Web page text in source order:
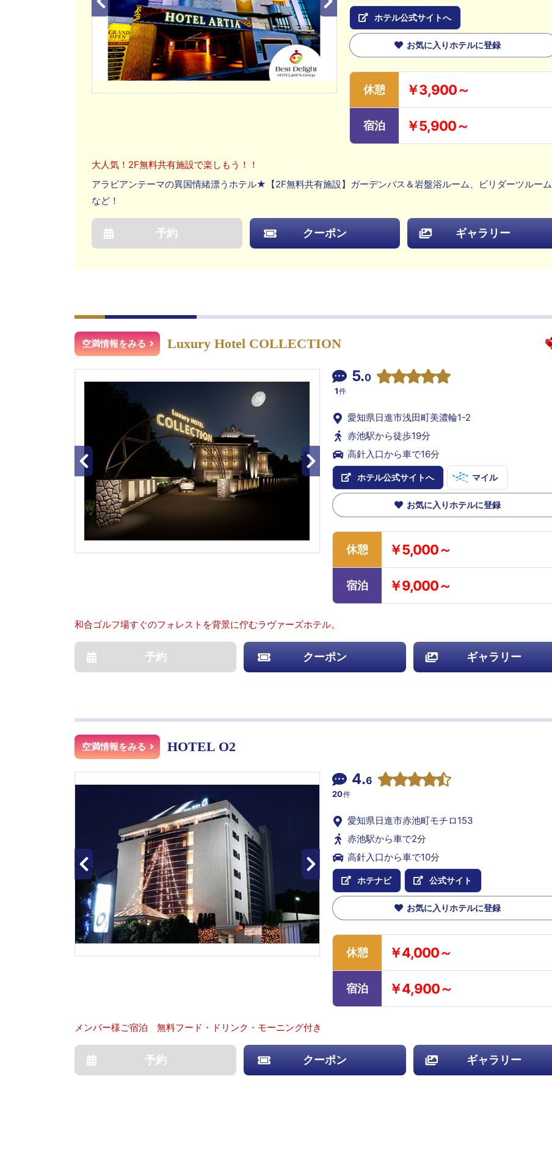
ホテル公式サイトへ
お気に入りホテルに登録
休憩 ￥3,900～
宿泊 ￥5,900～
大人気！2F無料共有施設で楽しもう！！
アラビアンテーマの異国情緒漂うホテル★【2F無料共有施設】ガーデンバス＆岩盤浴ルーム、ビリダーツルーム
など！
予約 クーポン ギャラリー
空満情報をみる Luxury Hotel COLLECTION
5.0
1件
愛知県日進市浅田町美濃輪1-2
赤池駅から徒歩19分
高針入口から車で16分
ホテル公式サイトへ マイル
お気に入りホテルに登録
休憩 ￥5,000～
宿泊 ￥9,000～
和合ゴルフ場すぐのフォレストを背景に佇むラヴァーズホテル。
予約 クーポン ギャラリー
空満情報をみる HOTEL O2
4.6
20件
愛知県日進市赤池町モチロ153
赤池駅から車で2分
高針入口から車で10分
ホテナビ 公式サイト
お気に入りホテルに登録
休憩 ￥4,000～
宿泊 ￥4,900～
メンバー様ご宿泊 無料フード・ドリンク・モーニング付き
予約 クーポン ギャラリー